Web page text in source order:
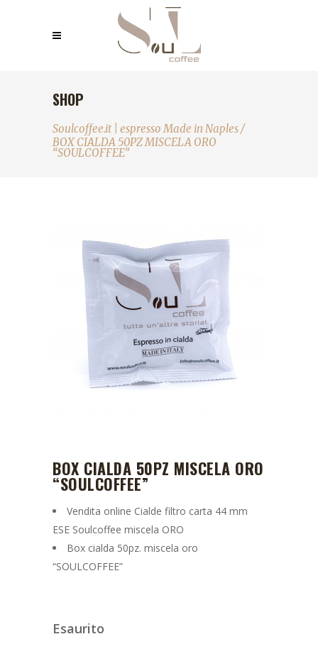
SHOP
Soulcoffee.it | espresso Made in Naples/
BOX CIALDA 50PZ MISCELA ORO
“SOULCOFFEE”
BOX CIALDA 50PZ MISCELA ORO
“SOULCOFFEE”
Vendita online Cialde filtro carta 44 mm
ESE Soulcoffee miscela ORO
Box cialda 50pz. miscela oro
“SOULCOFFEE”
Esaurito